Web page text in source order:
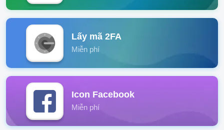
Lấy mã 2FA
Miễn phí
Icon Facebook
Miễn phí